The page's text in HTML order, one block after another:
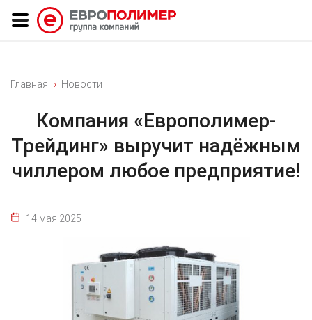
Главная Новости
Компания «Европолимер-
Трейдинг» выручит надёжным
чиллером любое предприятие!
14 мая 2025